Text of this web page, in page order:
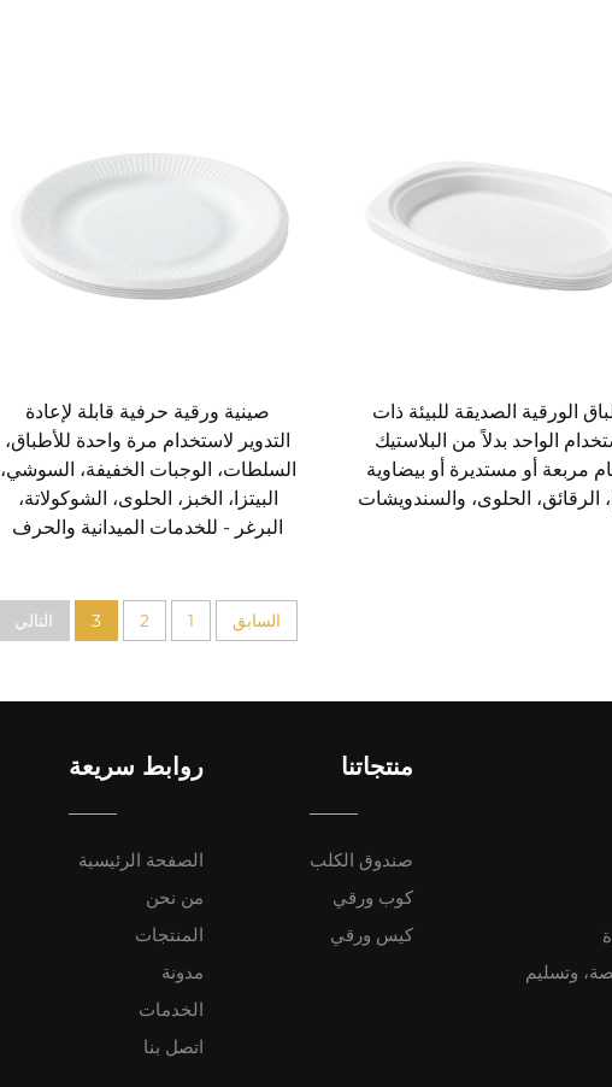
الورقية الصديقة للبيئة ذات
الواحد بدلاً من البلاستيك
مربعة أو مستديرة أو بيضاوية
الرقائق، الحلوى، والسندويشات
صينية ورقية حرفية قابلة لإعادة
التدوير لاستخدام مرة واحدة للأطباق،
السلطات، الوجبات الخفيفة، السوشي،
البيتزا، الخبز، الحلوى، الشوكولاتة،
البرغر - للخدمات الميدانية والحرف
السابق 1
2
3 التالي
وتسليم
منتجاتنا
صندوق الكلب
كوب ورقي
كيس ورقي
روابط سريعة
الصفحة الرئيسية
من نحن
المنتجات
مدونة
الخدمات
اتصل بنا